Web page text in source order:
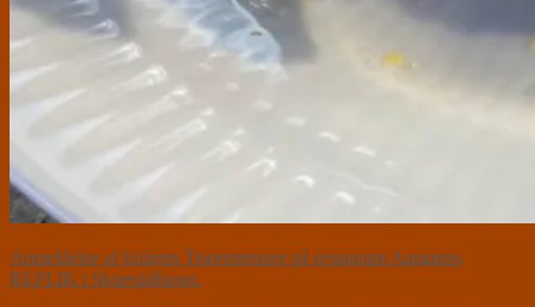
Anmeldelse af forårets Teatermenuer på restaurant Aamanns
REPLIK i Skuespilhuset.